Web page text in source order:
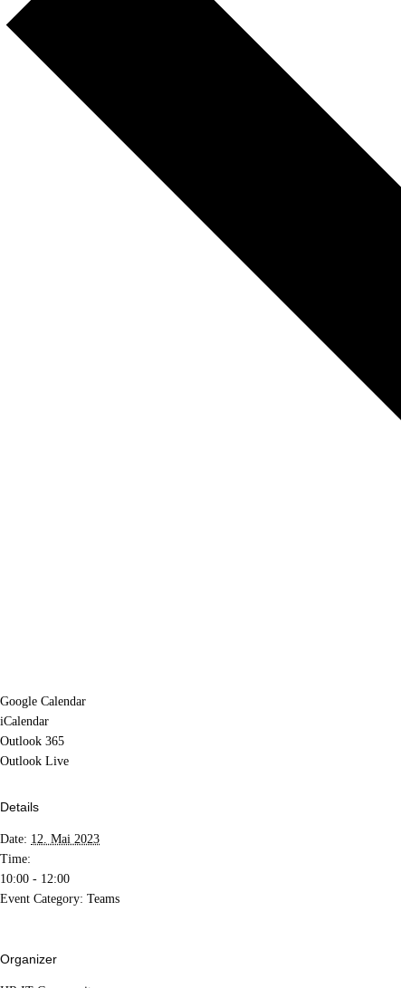
Google Calendar
iCalendar
Outlook 365
Outlook Live
Details
Date: 12. Mai 2023
Time:
10:00 - 12:00
Event Category: Teams
Organizer